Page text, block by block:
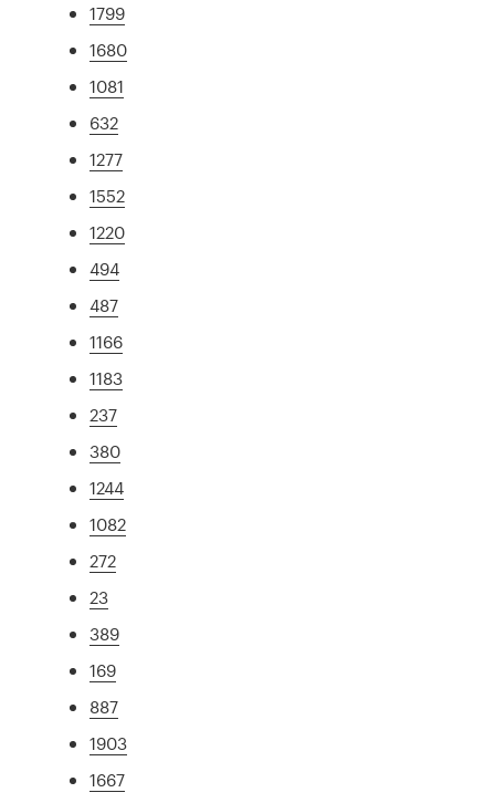
1799
1680
1081
632
1277
1552
1220
494
487
1166
1183
237
380
1244
1082
272
23
389
169
887
1903
1667